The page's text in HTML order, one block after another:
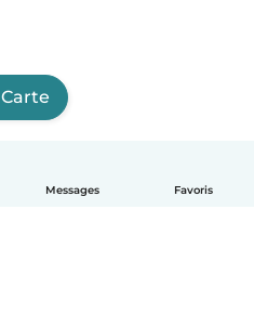
Messages Favoris
Carte